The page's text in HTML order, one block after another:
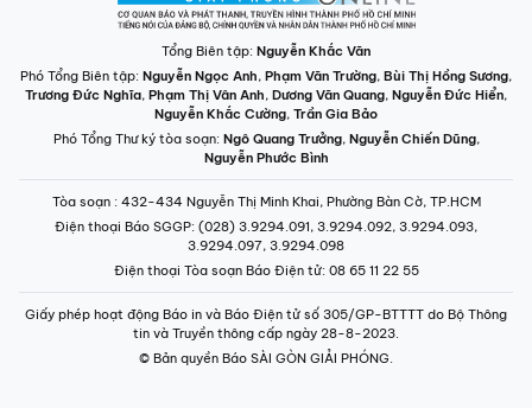
Tổng Biên tập: Nguyễn Khắc Văn
Phó Tổng Biên tập: Nguyễn Ngọc Anh, Phạm Văn Trường, Bùi Thị Hồng Sương,
Trương Đức Nghĩa, Phạm Thị Vân Anh, Dương Văn Quang, Nguyễn Đức Hiển,
Nguyễn Khắc Cường, Trần Gia Bảo
Phó Tổng Thư ký tòa soạn: Ngô Quang Trưởng, Nguyễn Chiến Dũng,
Nguyễn Phước Bình
Tòa soạn : 432-434 Nguyễn Thị Minh Khai, Phường Bàn Cờ, TP.HCM
Điện thoại Báo SGGP: (028) 3.9294.091, 3.9294.092, 3.9294.093,
3.9294.097, 3.9294.098
Điện thoại Tòa soạn Báo Điện tử: 08 65 11 22 55
Giấy phép hoạt động Báo in và Báo Điện tử số 305/GP-BTTTT do Bộ Thông
tin và Truyền thông cấp ngày 28-8-2023.
© Bản quyền Báo SÀI GÒN GIẢI PHÓNG.